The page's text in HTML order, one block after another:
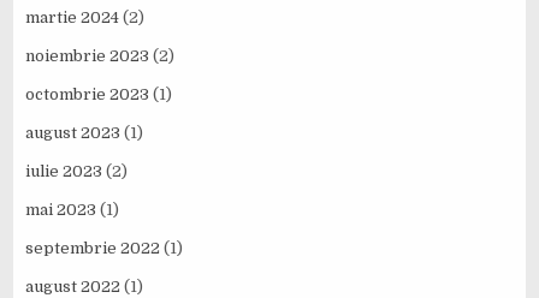
martie 2024 (2)
noiembrie 2023 (2)
octombrie 2023 (1)
august 2023 (1)
iulie 2023 (2)
mai 2023 (1)
septembrie 2022 (1)
august 2022 (1)